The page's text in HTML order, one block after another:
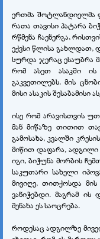
ერთმა შოტლანდიელმა
რათა თავისი პატარა
რწმენა ჩაენერგა,
ექვსი წლისა გახლდათ,
სურდა ჯერაც ესაუბრა
რომ ასეთ ასაკში
გაკვეთილებს. მის
მისი ასაკის
ისე რომ არავისთვის
მან მიწაზე თითით
გამოსახა, კვალში
მიწით დაფარა, ადგილი
იგი, ბიჭუნა მორბის
საკუთარი სახელი
მივიღე, თითქოსდა
ვანიჭებდი. მაგრამ
მენახა ეს საოცრება.
როდესაც ადგილზე